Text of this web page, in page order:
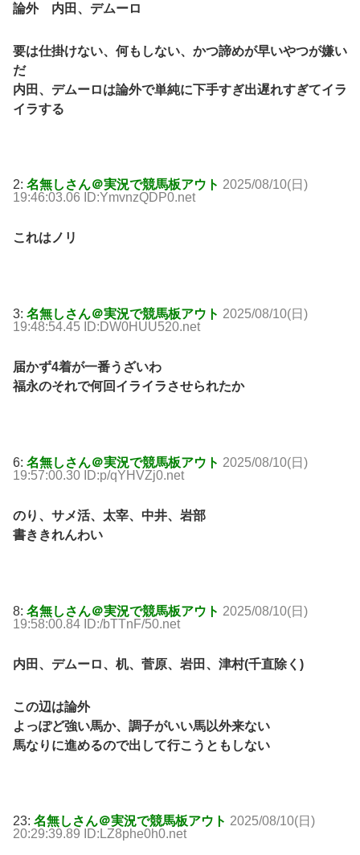
論外 内田、デムーロ
要は仕掛けない、何もしない、かつ諦めが早いやつが嫌い
だ
内田、デムーロは論外で単純に下手すぎ出遅れすぎてイラ
イラする
2: 名無しさん＠実況で競馬板アウト 2025/08/10(日)
19:46:03.06 ID:YmvnzQDP0.net
これはノリ
3: 名無しさん＠実況で競馬板アウト 2025/08/10(日)
19:48:54.45 ID:DW0HUU520.net
届かず4着が一番うざいわ
福永のそれで何回イライラさせられたか
6: 名無しさん＠実況で競馬板アウト 2025/08/10(日)
19:57:00.30 ID:p/qYHVZj0.net
のり、サメ活、太宰、中井、岩部
書ききれんわい
8: 名無しさん＠実況で競馬板アウト 2025/08/10(日)
19:58:00.84 ID:/bTTnF/50.net
内田、デムーロ、机、菅原、岩田、津村(千直除く)
この辺は論外
よっぽど強い馬か、調子がいい馬以外来ない
馬なりに進めるので出して行こうともしない
23: 名無しさん＠実況で競馬板アウト 2025/08/10(日)
20:29:39.89 ID:LZ8phe0h0.net